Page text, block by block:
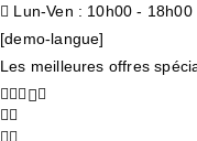
Lun-Ven : 10h00 - 18h00
[demo-langue]
Les meilleures offres